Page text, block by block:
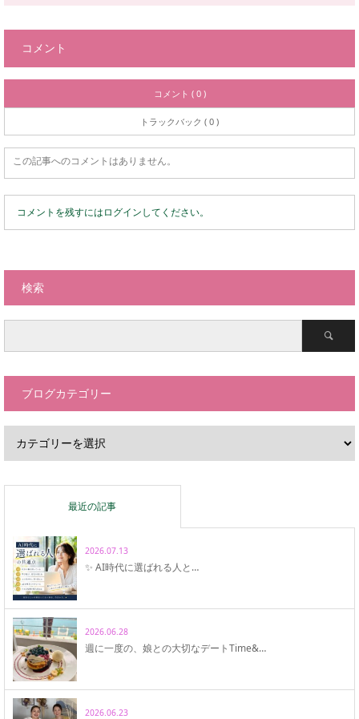
コメント
コメント ( 0 )
トラックバック ( 0 )
この記事へのコメントはありません。
コメントを残すにはログインしてください。
検索
ブログカテゴリー
最近の記事
2026.07.13
✨ AI時代に選ばれる人と…
2026.06.28
週に一度の、娘との大切なデートTime&…
2026.06.23